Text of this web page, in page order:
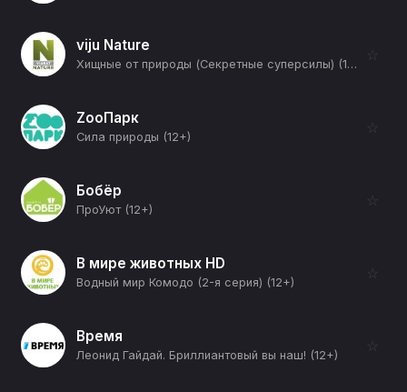
viju Nature
Хищные от природы (Секретные суперсилы) (12+)
☆
ZooПарк
Сила природы (12+)
☆
Бобёр
ПроУют (12+)
☆
В мире животных HD
Водный мир Комодо (2-я серия) (12+)
☆
Время
Леонид Гайдай. Бриллиантовый вы наш! (12+)
☆